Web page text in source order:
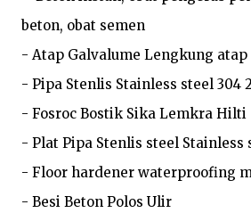
beton, obat semen
- Atap Galvalume Lengkung
- Pipa Stenlis Stainless steel 304
- Fosroc Bostik Sika Lemkra Hilti
- Plat Pipa Stenlis steel Stainless
- Floor hardener waterproofing
- Besi Beton Polos Ulir